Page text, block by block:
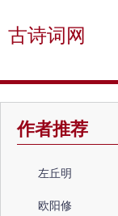
古诗词网
作者推荐
左丘明
欧阳修